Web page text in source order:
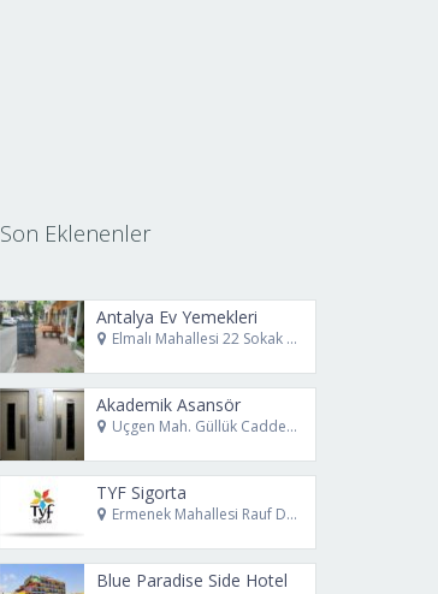
Son Eklenenler
Antalya Ev Yemekleri
Elmalı Mahallesi 22 Sokak No: 8/B Muratpaşa Antalya
Akademik Asansör
Üçgen Mah. Güllük Caddesi. No: 78 Muratpaşa Antalya
TYF Sigorta
Ermenek Mahallesi Rauf Denktaş Caddesi No69 Muratpaşa Antalya
Blue Paradise Side Hotel